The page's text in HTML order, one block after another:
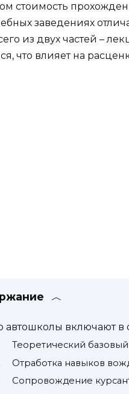
стоимость
заведениях
из двух частей –
что влияет на
автошколы включают в
Теоретический
Отработка навыков
Сопровождение